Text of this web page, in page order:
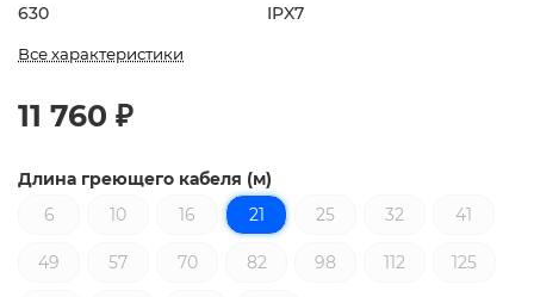
630 IPX7
Все характеристики
11 760 ₽
Длина греющего кабеля (м)
6
10 16 21 25 32 41
49 57 70 82 98 112 125